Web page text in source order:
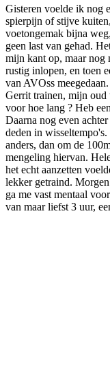
Gisteren voelde ik nog
spierpijn of stijve
voetongemak bijna
geen last van gehad.
mijn kant op, maar nog
rustig inlopen, en toen
van AVOss
Gerrit trainen, mijn oud
voor hoe lang ? Heb
Daarna nog even
deden in
anders, dan om de
mengeling hiervan.
het echt aanzetten
lekker getraind.
ga me vast mentaal
van maar liefst 3 uur,